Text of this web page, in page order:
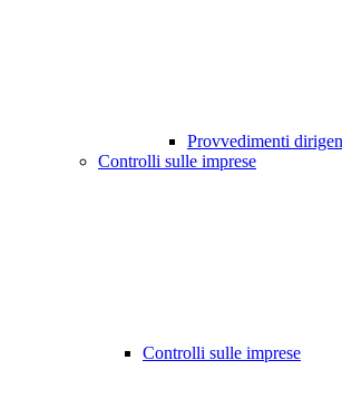
Provvedimenti
Controlli sulle imprese
Controlli sulle imprese